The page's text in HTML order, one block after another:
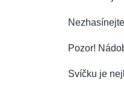
Pozor!
Svíčku je